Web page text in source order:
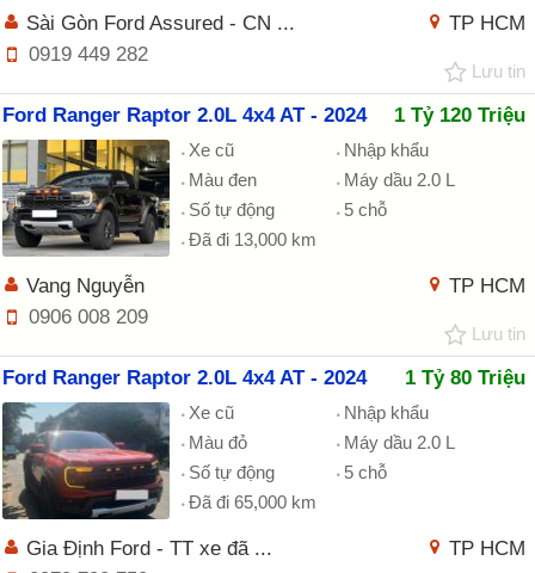
TP HCM
Sài Gòn Ford Assured - CN ...
0919 449 282
Lưu tin
Ford Ranger Raptor 2.0L 4x4 AT - 2024 1 Tỷ 120 Triệu
Xe cũ
Nhập khẩu
Màu đen
Máy dầu 2.0 L
Số tự động
5 chỗ
Đã đi 13,000 km
TP HCM
Vang Nguyễn
0906 008 209
Lưu tin
Ford Ranger Raptor 2.0L 4x4 AT - 2024 1 Tỷ 80 Triệu
Xe cũ
Nhập khẩu
Màu đỏ
Máy dầu 2.0 L
Số tự động
5 chỗ
Đã đi 65,000 km
TP HCM
Gia Định Ford - TT xe đã ...